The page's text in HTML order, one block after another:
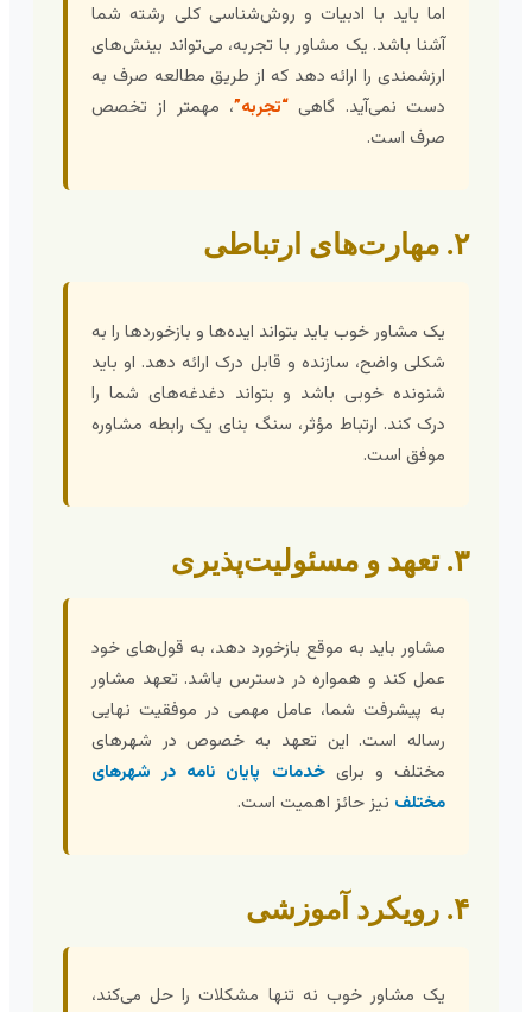
اما باید با ادبیات و روش‌شناسی کلی رشته شما
آشنا باشد. یک مشاور با تجربه، می‌تواند بینش‌های
ارزشمندی را ارائه دهد که از طریق مطالعه صرف به
دست نمی‌آید. گاهی“تجربه”، مهمتر از تخصص
صرف است.
یک مشاور خوب باید بتواند ایده‌ها و بازخوردها را به
شکلی واضح، سازنده و قابل درک ارائه دهد. او باید
شنونده خوبی باشد و بتواند دغدغه‌های شما را
درک کند. ارتباط مؤثر، سنگ بنای یک رابطه مشاوره
موفق است.
مشاور باید به موقع بازخورد دهد، به قول‌های خود
عمل کند و همواره در دسترس باشد. تعهد مشاور
به پیشرفت شما، عامل مهمی در موفقیت نهایی
رساله است. این تعهد به خصوص در شهرهای
مختلف و برایخدمات پایان نامه در شهرهای
مختلفنیز حائز اهمیت است.
یک مشاور خوب نه تنها مشکلات را حل می‌کند،